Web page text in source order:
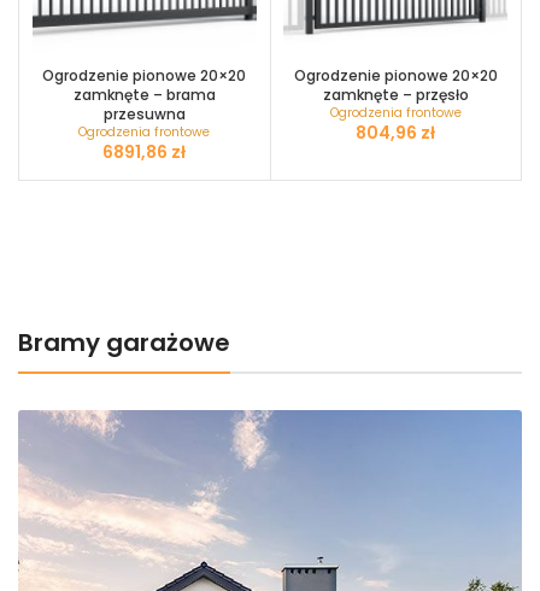
Ogrodzenie pionowe 20×20
zamknęte – brama
przesuwna
Ogrodzenia frontowe
zł
Ogrodzenie pionowe 20×20
zamknęte – przęsło
Ogrodzenia frontowe
zł
Bramy garażowe